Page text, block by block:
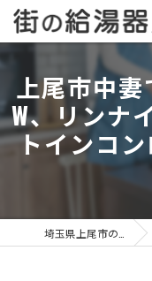
上尾市中妻
W、リンナ
トインコ